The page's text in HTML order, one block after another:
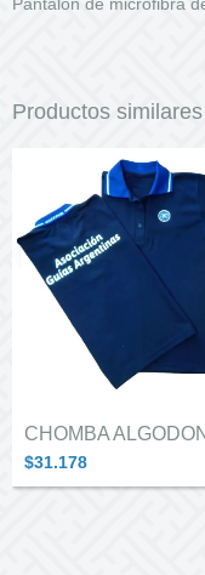
Productos similares
$31.178